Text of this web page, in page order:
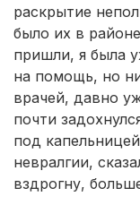
раскрытие
было их в
пришли, я была
на помощь, но
врачей, давно
почти
под
невралгии,
вздрогну,
Петровск-
Усть-Илимск
с. Учкекен
Апшеронск
Дудинка(1